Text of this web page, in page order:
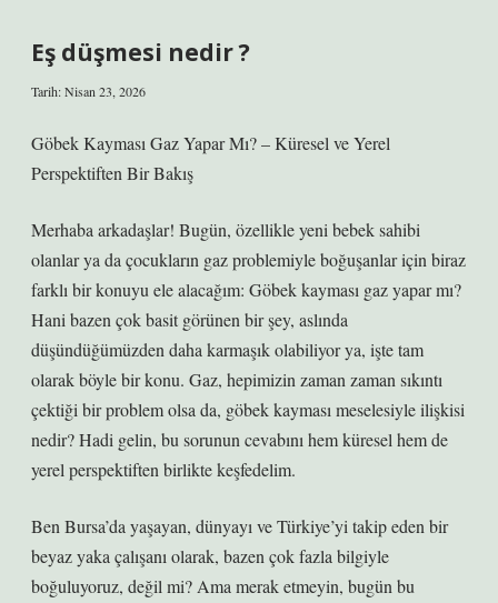
Eş düşmesi nedir ?
Tarih: Nisan 23, 2026
Göbek Kayması Gaz Yapar Mı? – Küresel ve Yerel
Perspektiften Bir Bakış
Merhaba arkadaşlar! Bugün, özellikle yeni bebek sahibi
olanlar ya da çocukların gaz problemiyle boğuşanlar için biraz
farklı bir konuyu ele alacağım: Göbek kayması gaz yapar mı?
Hani bazen çok basit görünen bir şey, aslında
düşündüğümüzden daha karmaşık olabiliyor ya, işte tam
olarak böyle bir konu. Gaz, hepimizin zaman zaman sıkıntı
çektiği bir problem olsa da, göbek kayması meselesiyle ilişkisi
nedir? Hadi gelin, bu sorunun cevabını hem küresel hem de
yerel perspektiften birlikte keşfedelim.
Ben Bursa’da yaşayan, dünyayı ve Türkiye’yi takip eden bir
beyaz yaka çalışanı olarak, bazen çok fazla bilgiyle
boğuluyoruz, değil mi? Ama merak etmeyin, bugün bu